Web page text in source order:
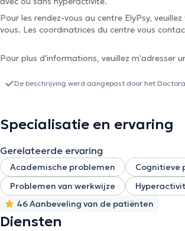
Pour les rendez-vous au centre ElyPsy,
vous. Les coordinatrices du centre vous
Pour plus d'informations, veuillez m'adresser
De beschrijving werd aangepast door het
Specialisatie en ervaring
Gerelateerde ervaring
Academische problemen Cognitieve
Problemen van werkwijze
46 Aanbeveling van de patiënten
Diensten